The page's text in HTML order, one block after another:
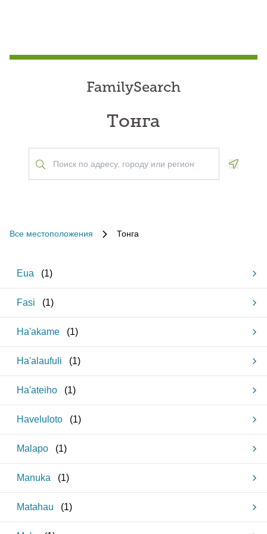
FamilySearch
Тонга
Все местоположения Тонга
Eua (1)
Fasi (1)
Ha'akame (1)
Ha'alaufuli (1)
Ha'ateiho (1)
Haveluloto (1)
Malapo (1)
Manuka (1)
Matahau (1)